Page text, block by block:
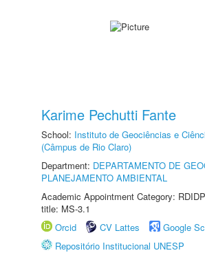
Karime Pechutti Fante
School: Instituto de Geociências e
(Câmpus de Rio Claro)
Department: DEPARTAMENTO DE
PLANEJAMENTO AMBIENTAL
Academic Appointment Category:
title: MS-3.1
Orcid
CV Lattes
Google
Repositório Institucional UNESP